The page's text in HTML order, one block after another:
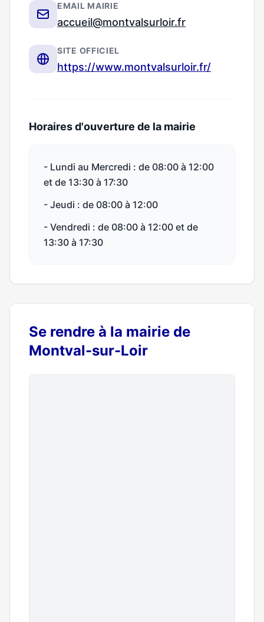
EMAIL MAIRIE
accueil@montvalsurloir.fr
SITE OFFICIEL
https://www.montvalsurloir.fr/
Horaires d'ouverture de la mairie
- Lundi au Mercredi : de 08:00 à 12:00
et de 13:30 à 17:30
- Jeudi : de 08:00 à 12:00
- Vendredi : de 08:00 à 12:00 et de
13:30 à 17:30
Se rendre à la mairie de
Montval-sur-Loir